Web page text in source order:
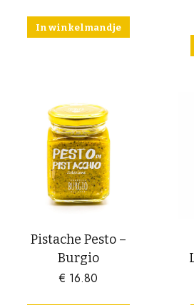
In winkelmandje
Pistache Pesto –
Burgio
€ 16.80